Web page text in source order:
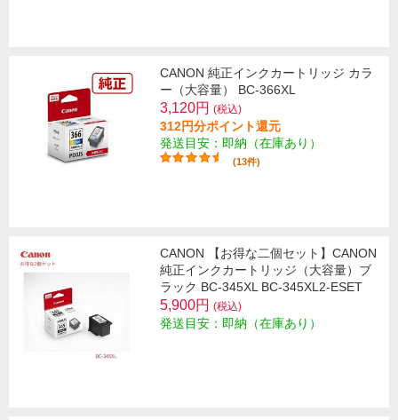
CANON 純正インクカートリッジ カラ
ー（大容量） BC-366XL
3,120円 (税込)
312円分ポイント還元
発送目安：即納（在庫あり）
(13件)
CANON 【お得な二個セット】CANON
純正インクカートリッジ（大容量）ブ
ラック BC-345XL BC-345XL2-ESET
5,900円 (税込)
発送目安：即納（在庫あり）